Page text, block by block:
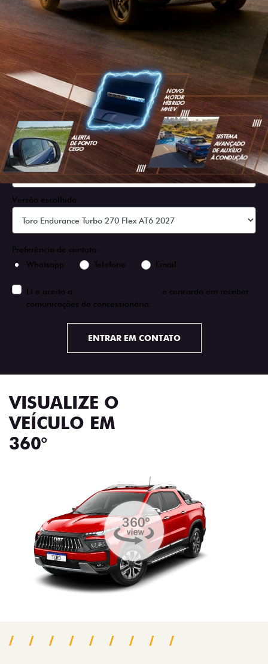
SOLICITAR PROPOSTA
Versão escolhida
Preferência de contato:
Whatsapp
Telefone Email
Li e aceito a
e concordo em receber
comunicações da concessionária.
ENTRAR EM CONTATO
VISUALIZE O
VEÍCULO EM
360°